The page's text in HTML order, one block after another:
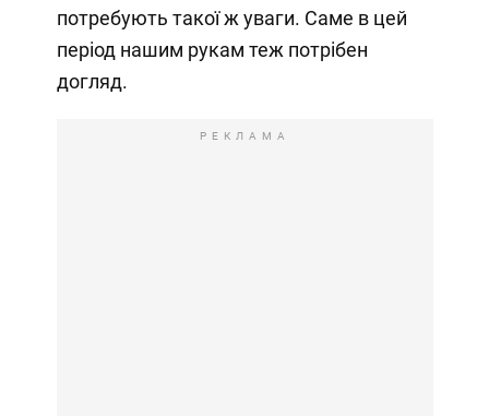
потребують такої ж уваги. Саме в цей
період нашим рукам теж потрібен
догляд.
РЕКЛАМА